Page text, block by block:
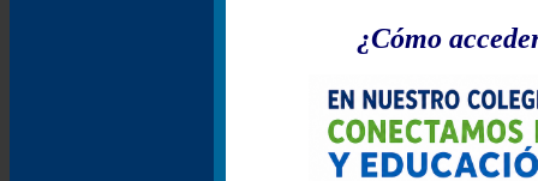
¿Cómo